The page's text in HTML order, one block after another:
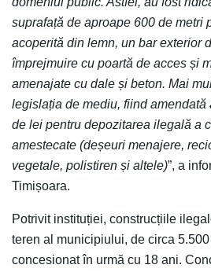
suprafață de aproape 600 de metri
acoperită din lemn, un bar exterior
împrejmuire cu poartă de acces și
amenajate cu dale și beton. Mai
legislația de mediu, fiind amendată
de lei pentru depozitarea ilegală a
amestecate (deșeuri menajere,
vegetale, polistiren și altele)”, a
Timișoara.
Potrivit instituției, construcțiile
teren al municipiului, de circa
concesionat în urmă cu 18 ani.